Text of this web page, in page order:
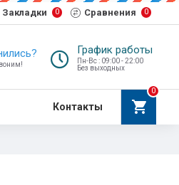
Закладки 0 Сравнения 0
График работы
Пн-Вс : 09:00 - 22:00
Без выходных
Контакты
0